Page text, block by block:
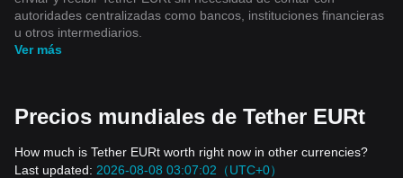
autoridades centralizadas como bancos, instituciones financieras
u otros intermediarios.
Ver más
Precios mundiales de Tether EURt
How much is Tether EURt worth right now in other currencies?
Last updated: 2026-08-08 03:07:02（UTC+0）